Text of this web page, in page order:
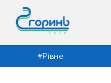
Рівне